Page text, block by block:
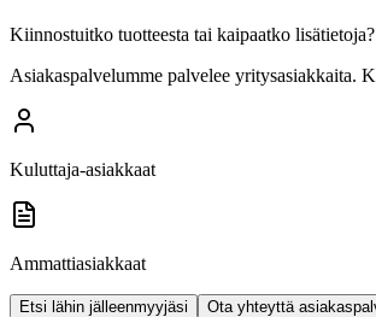
Kiinnostuitko tuotteesta tai kaipaatko lisätietoja?
Asiakaspalvelumme palvelee yritysasiakkaita.
Kuluttaja-asiakkaat
Ammattiasiakkaat
Etsi lähin jälleenmyyjäsi Ota yhteyttä